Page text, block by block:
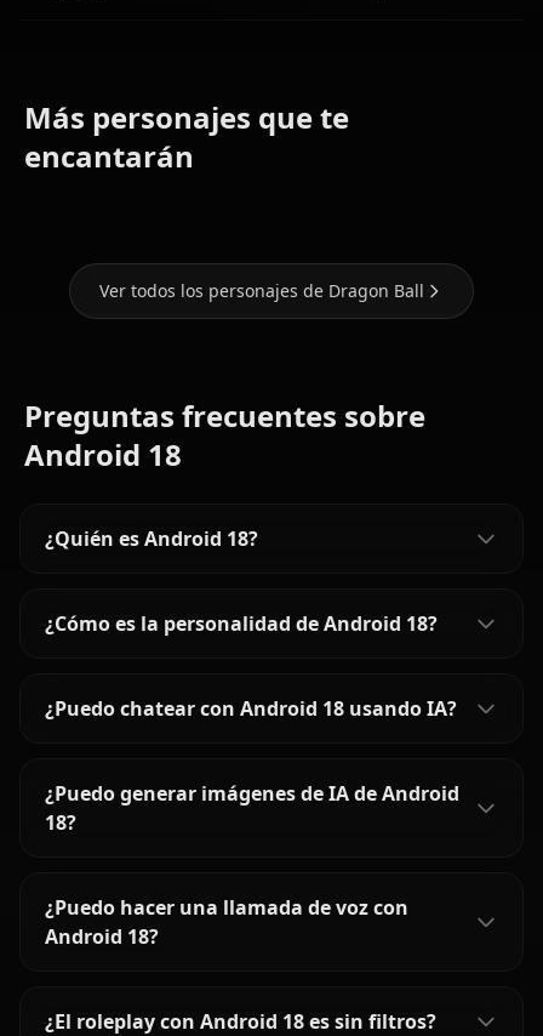
Más personajes que te
encantarán
Ver todos los personajes de Dragon Ball
Preguntas frecuentes sobre
Android 18
¿Quién es Android 18?
¿Cómo es la personalidad de Android 18?
¿Puedo chatear con Android 18 usando IA?
¿Puedo generar imágenes de IA de Android
18?
¿Puedo hacer una llamada de voz con
Android 18?
¿El roleplay con Android 18 es sin filtros?